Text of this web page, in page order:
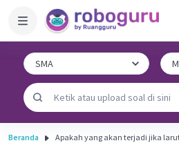
Beranda Apakah yang akan terjadi jika